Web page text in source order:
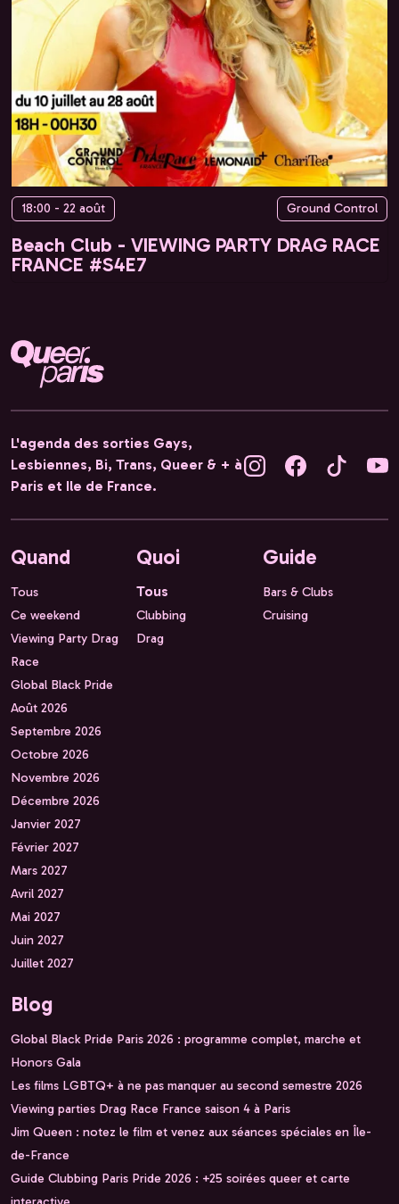
18:00 - 22 août Ground Control
Beach Club - VIEWING PARTY DRAG RACE
FRANCE #S4E7
L'agenda des sorties Gays,
Lesbiennes, Bi, Trans, Queer & + à
Paris et Ile de France.
Quand
Tous
Ce weekend
Viewing Party Drag
Race
Global Black Pride
Août 2026
Septembre 2026
Octobre 2026
Novembre 2026
Décembre 2026
Janvier 2027
Février 2027
Mars 2027
Avril 2027
Mai 2027
Juin 2027
Juillet 2027
Quoi
Tous
Clubbing
Drag
Guide
Bars & Clubs
Cruising
Blog
Global Black Pride Paris 2026 : programme complet, marche et
Honors Gala
Les films LGBTQ+ à ne pas manquer au second semestre 2026
Viewing parties Drag Race France saison 4 à Paris
Jim Queen : notez le film et venez aux séances spéciales en Île-
de-France
Guide Clubbing Paris Pride 2026 : +25 soirées queer et carte